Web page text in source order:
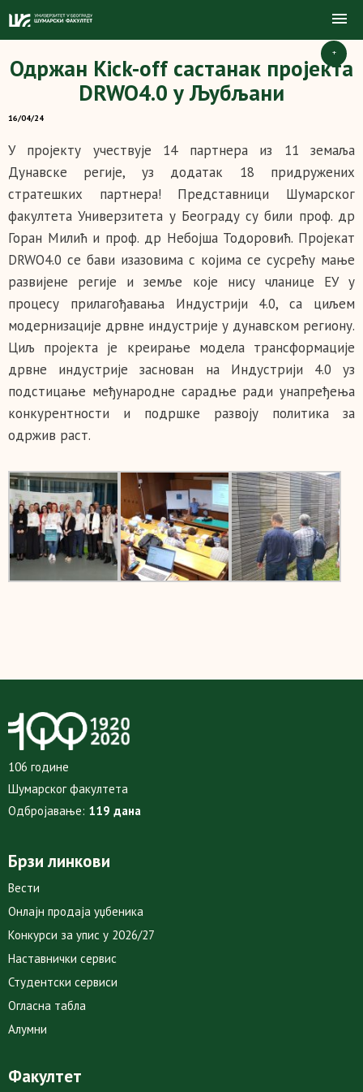
+
Одржан Kick-off састанак пројекта
DRWO4.0 у Љубљани
16/04/24
У пројекту учествује 14 партнера из 11 земаља
Дунавске регије, уз додатак 18 придружених
стратешких партнера! Представници Шумарског
факултета Универзитета у Београду су били проф. др
Горан Милић и проф. др Небојша Тодоровић. Пројекат
DRWO4.0 се бави изазовима с којима се сусрећу мање
развијене регије и земље које нису чланице ЕУ у
процесу прилагођавања Индустрији 4.0, са циљем
модернизације дрвне индустрије у дунавском региону.
Циљ пројекта је креирање модела трансформације
дрвне индустрије заснован на Индустрији 4.0 уз
подстицање међународне сарадње ради унапређења
конкурентности и подршке развоју политика за
одржив раст.
106 године
Шумарског факултета
Одбројавање: 119 дана
Брзи линкови
Вести
Онлајн продаја уџбеника
Конкурси за упис у 2026/27
Наставнички сервис
Студентски сервиси
Огласна табла
Алумни
Факултет